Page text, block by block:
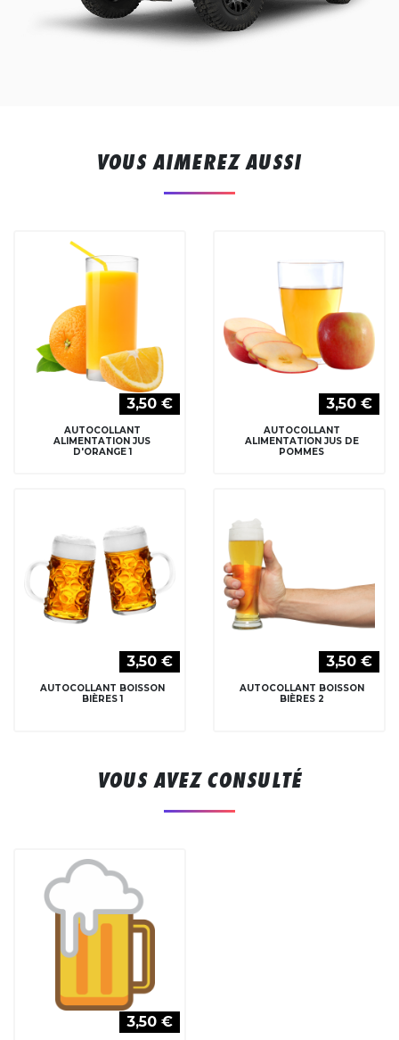
VOUS AIMEREZ AUSSI
3,50 €
AUTOCOLLANT
ALIMENTATION JUS
D'ORANGE 1
3,50 €
AUTOCOLLANT
ALIMENTATION JUS DE
POMMES
3,50 €
AUTOCOLLANT BOISSON
BIÈRES 1
3,50 €
AUTOCOLLANT BOISSON
BIÈRES 2
VOUS AVEZ CONSULTÉ
3,50 €